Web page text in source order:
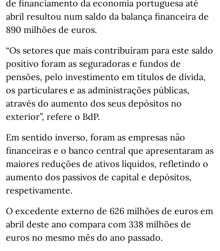
de financiamento da economia portuguesa até
abril resultou num saldo da balança financeira de
890 milhões de euros.
“Os setores que mais contribuíram para este saldo
positivo foram as seguradoras e fundos de
pensões, pelo investimento em títulos de dívida,
os particulares e as administrações públicas,
através do aumento dos seus depósitos no
exterior”, refere o BdP.
Em sentido inverso, foram as empresas não
financeiras e o banco central que apresentaram as
maiores reduções de ativos líquidos, refletindo o
aumento dos passivos de capital e depósitos,
respetivamente.
O excedente externo de 626 milhões de euros em
abril deste ano compara com 338 milhões de
euros no mesmo mês do ano passado.